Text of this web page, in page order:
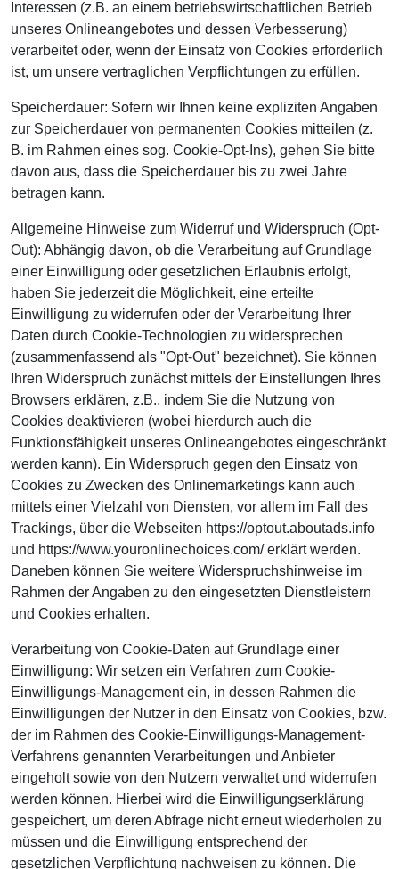
Interessen (z.B. an einem betriebswirtschaftlichen Betrieb
unseres Onlineangebotes und dessen Verbesserung)
verarbeitet oder, wenn der Einsatz von Cookies erforderlich
ist, um unsere vertraglichen Verpflichtungen zu erfüllen.
Speicherdauer: Sofern wir Ihnen keine expliziten Angaben
zur Speicherdauer von permanenten Cookies mitteilen (z.
B. im Rahmen eines sog. Cookie-Opt-Ins), gehen Sie bitte
davon aus, dass die Speicherdauer bis zu zwei Jahre
betragen kann.
Allgemeine Hinweise zum Widerruf und Widerspruch (Opt-
Out): Abhängig davon, ob die Verarbeitung auf Grundlage
einer Einwilligung oder gesetzlichen Erlaubnis erfolgt,
haben Sie jederzeit die Möglichkeit, eine erteilte
Einwilligung zu widerrufen oder der Verarbeitung Ihrer
Daten durch Cookie-Technologien zu widersprechen
(zusammenfassend als "Opt-Out" bezeichnet). Sie können
Ihren Widerspruch zunächst mittels der Einstellungen Ihres
Browsers erklären, z.B., indem Sie die Nutzung von
Cookies deaktivieren (wobei hierdurch auch die
Funktionsfähigkeit unseres Onlineangebotes eingeschränkt
werden kann). Ein Widerspruch gegen den Einsatz von
Cookies zu Zwecken des Onlinemarketings kann auch
mittels einer Vielzahl von Diensten, vor allem im Fall des
Trackings, über die Webseiten https://optout.aboutads.info
und https://www.youronlinechoices.com/ erklärt werden.
Daneben können Sie weitere Widerspruchshinweise im
Rahmen der Angaben zu den eingesetzten Dienstleistern
und Cookies erhalten.
Verarbeitung von Cookie-Daten auf Grundlage einer
Einwilligung: Wir setzen ein Verfahren zum Cookie-
Einwilligungs-Management ein, in dessen Rahmen die
Einwilligungen der Nutzer in den Einsatz von Cookies, bzw.
der im Rahmen des Cookie-Einwilligungs-Management-
Verfahrens genannten Verarbeitungen und Anbieter
eingeholt sowie von den Nutzern verwaltet und widerrufen
werden können. Hierbei wird die Einwilligungserklärung
gespeichert, um deren Abfrage nicht erneut wiederholen zu
müssen und die Einwilligung entsprechend der
gesetzlichen Verpflichtung nachweisen zu können. Die